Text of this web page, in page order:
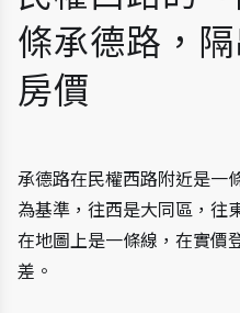
條承德路，
房價
承德路在民權西路附近是一
為基準，往西是大同區，往
在地圖上是一條線，在實價
差。